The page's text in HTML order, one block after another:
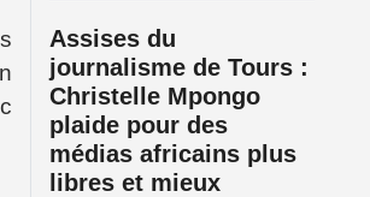
Assises du
journalisme de Tours :
Christelle Mpongo
plaide pour des
médias africains plus
libres et mieux